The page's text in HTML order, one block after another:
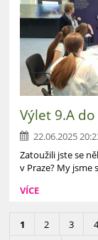
Výlet 9.A
22.06.2025
Zatoužili jste se
v Praze? My jsme
VÍCE
1 2 3 4